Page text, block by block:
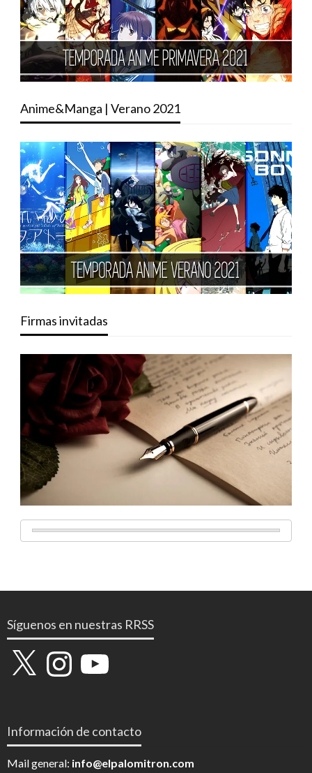
Anime&Manga | Verano 2021
Firmas invitadas
Síguenos en nuestras RRSS
X InstagramYouTube
Información de contacto
Mail general: info@elpalomitron.com